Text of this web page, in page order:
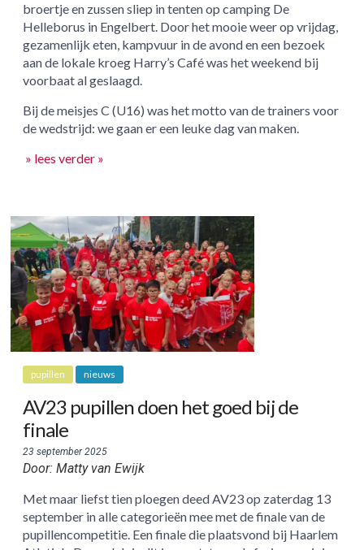
broertje en zussen sliep in tenten op camping De
Helleborus in Engelbert. Door het mooie weer op vrijdag,
gezamenlijk eten, kampvuur in de avond en een bezoek
aan de lokale kroeg Harry’s Café was het weekend bij
voorbaat al geslaagd.
Bij de meisjes C (U16) was het motto van de trainers voor
de wedstrijd: we gaan er een leuke dag van maken.
» lees verder »
pupillen nieuws
AV23 pupillen doen het goed bij de
finale
23 september 2025
Door: Matty van Ewijk
Met maar liefst tien ploegen deed AV23 op zaterdag 13
september in alle categorieën mee met de finale van de
pupillencompetitie. Een finale die plaatsvond bij Haarlem